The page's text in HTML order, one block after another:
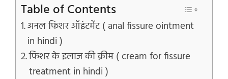
Table of Contents
अनल फिशर ऑइंटमेंट ( anal fissure ointment
in hindi )
फिशर के इलाज की क्रीम ( cream for fissure
treatment in hindi )